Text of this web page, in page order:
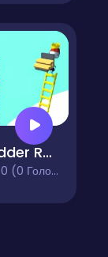
Ladder Race 3D
0 (0 Голосів)